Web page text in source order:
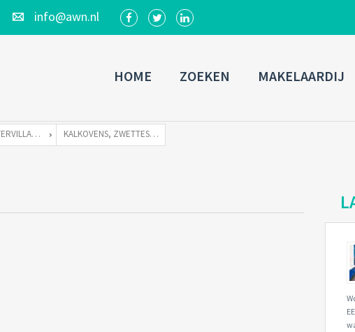
info@awn.nl
HOME ZOEKEN MAKELAARDIJ
MODERNE WATERVILLA TE KOOP ZONDER LIGPLAATS KALKOVENS, ZWETTESTRAAT 10_35